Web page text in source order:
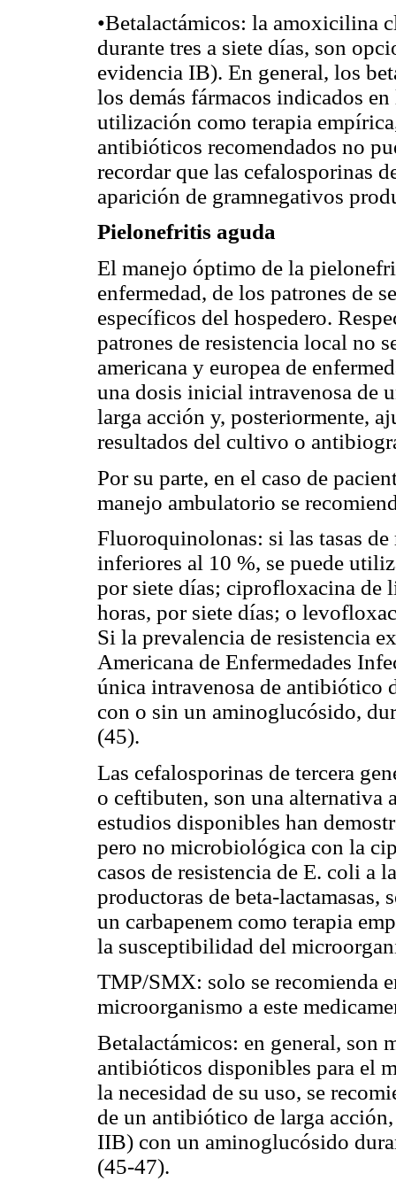
•Betalactámicos: la amoxicilina
durante tres a siete días, son
evidencia IB). En general, los
los demás fármacos indicados
utilización como terapia
antibióticos recomendados no
recordar que las cefalosporinas
aparición de gramnegativos
Pielonefritis aguda
El manejo óptimo de la
enfermedad, de los patrones de
específicos del hospedero.
patrones de resistencia local no
americana y europea de
una dosis inicial intravenosa de
larga acción y, posteriormente,
resultados del cultivo o
Por su parte, en el caso de
manejo ambulatorio se
Fluoroquinolonas: si las tasas
inferiores al 10 %, se puede
por siete días; ciprofloxacina de
horas, por siete días; o
Si la prevalencia de resistencia
Americana de Enfermedades
única intravenosa de antibiótico
con o sin un aminoglucósido,
(45).
Las cefalosporinas de tercera
o ceftibuten, son una alternativa
estudios disponibles han
pero no microbiológica con la
casos de resistencia de E. coli a
productoras de beta-
un carbapenem como terapia
la susceptibilidad del
TMP/SMX: solo se recomienda
microorganismo a este
Betalactámicos: en general, son
antibióticos disponibles para el
la necesidad de su uso, se
de un antibiótico de larga
IIB) con un aminoglucósido
(45-47).